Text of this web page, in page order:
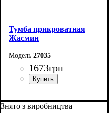
Тумба прикроватная
Жасмин
27035
1673грн
Ширина: 50 см
Знято з виробництва